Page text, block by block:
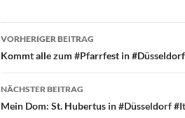
Beitragsnavigation
VORHERIGER BEITRAG
Kommt alle zum #Pfarrfest in
NÄCHSTER BEITRAG
Mein Dom: St. Hubertus in #Düsseldorf